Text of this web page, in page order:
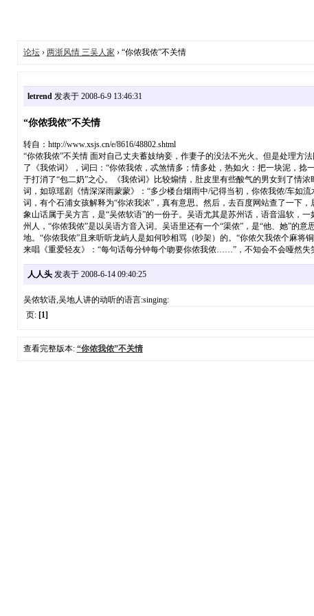
论坛› 两浙风情 三吴人家 › “你侬我侬”不关情
letrend发表于 2008-6-9 13:46:31
“你侬我侬”不关情
转自：http://www.xsjs.cn/e/8616/48802.shtml
“你侬我侬”不关情 面对自己丈夫蓄妓纳妾，作妻子的没法不光火。但是处理方
了《我侬词》，词曰：“你侬我侬，忒煞情多；情多处，热如火：把一块泥，
于打消了“包二奶”之心。《我侬词》比较煽情，肚皮里有些酸气的男女到了
词，如琼瑶剧《情深深雨蒙蒙》：“多少楼台烟雨中/记得当初，你侬我侬/车如
词，有个石浦女孩解释为“你浓我浓”，真有意思。然后，去百度网站查了一下
象山话属于吴方言，是“吴侬软语”的一份子。吴语尤其是苏州话，语音温软，
州人，“你侬我侬”是以吴语方音入词。吴语里还有一个“渠侬”，是“他、她”的
地。“你侬我侬”且来听听龙屿人是如何吵相骂（吵架）的。“你侬欠我侬个麻将
来唱《重爱轻友》：“每句话每分钟每个吻要你侬我侬……”，不知会不会哑然失
人人头发表于 2008-6-14 09:40:25
吴侬软语,吴地人讲的动听的语言:singing:
页: [1]
查看完整版本: “你侬我侬”不关情